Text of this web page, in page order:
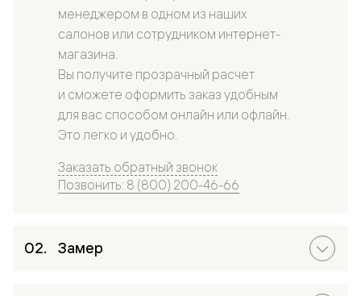
менеджером в одном из наших
салонов или сотрудником интернет-
магазина.
Вы получите прозрачный расчет
и сможете оформить заказ удобным
для вас способом онлайн или офлайн.
Это легко и удобно.
Заказать обратный звонок
Позвонить: 8 (800) 200-46-66
Замер